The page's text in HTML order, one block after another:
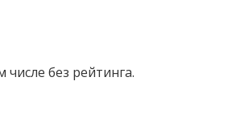
без рейтинга.